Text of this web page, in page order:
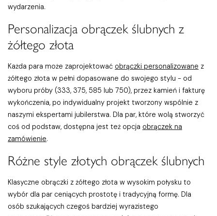
wydarzenia.
Personalizacja obrączek ślubnych z
żółtego złota
Każda para może zaprojektować obrączki personalizowane z
żółtego złota w pełni dopasowane do swojego stylu - od
wyboru próby (333, 375, 585 lub 750), przez kamień i fakturę
wykończenia, po indywidualny projekt tworzony wspólnie z
naszymi ekspertami jubilerstwa. Dla par, które wolą stworzyć
coś od podstaw, dostępna jest też opcja obrączek na
zamówienie.
Różne style złotych obrączek ślubnych
Klasyczne obrączki z żółtego złota w wysokim połysku to
wybór dla par ceniących prostotę i tradycyjną formę. Dla
osób szukających czegoś bardziej wyrazistego